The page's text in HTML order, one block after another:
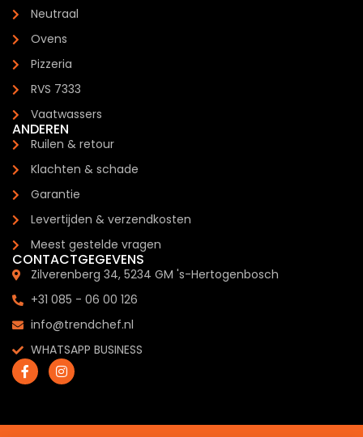
Neutraal
Ovens
Pizzeria
RVS 7333
Vaatwassers
ANDEREN
Ruilen & retour
Klachten & schade
Garantie
Levertijden & verzendkosten
Meest gestelde vragen
CONTACTGEGEVENS
Zilverenberg 34, 5234 GM 's-Hertogenbosch
+31 085 - 06 00 126
info@trendchef.nl
WHATSAPP BUSINESS